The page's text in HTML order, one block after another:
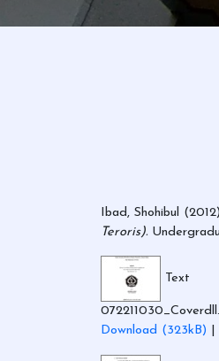
Ibad, Shohibul (2012)
Teroris).
Text
Download (323kB)